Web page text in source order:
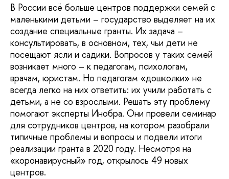
В России всё больше центров поддержки семей с
маленькими детьми – государство выделяет на их
создание специальные гранты. Их задача –
консультировать, в основном, тех, чьи дети не
посещают ясли и садики. Вопросов у таких семей
возникает много – к педагогам, психологам,
врачам, юристам. Но педагогам «дошколки» не
всегда легко на них ответить: их учили работать с
детьми, а не со взрослыми. Решать эту проблему
помогают эксперты Инобра. Они провели семинар
для сотрудников центров, на котором разобрали
типичные проблемы и вопросы и подвели итоги
реализации гранта в 2020 году. Несмотря на
«коронавирусный» год, открылось 49 новых
центров.